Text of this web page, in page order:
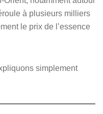
à plusieurs milliers
le prix de l’essence
simplement